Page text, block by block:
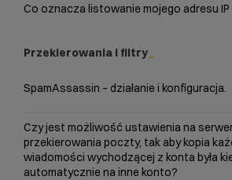
Co oznacza listowanie mojego adresu IP
Przekierowania i filtry
SpamAssassin – działanie i konfiguracja.
Czy jest możliwość ustawienia na
przekierowania poczty, tak aby kopia
wiadomości wychodzącej z konta była
automatycznie na inne konto?